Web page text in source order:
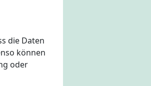
die Daten
können
oder